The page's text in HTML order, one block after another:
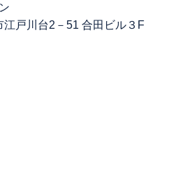
戸川台2－51 合田ビル３F